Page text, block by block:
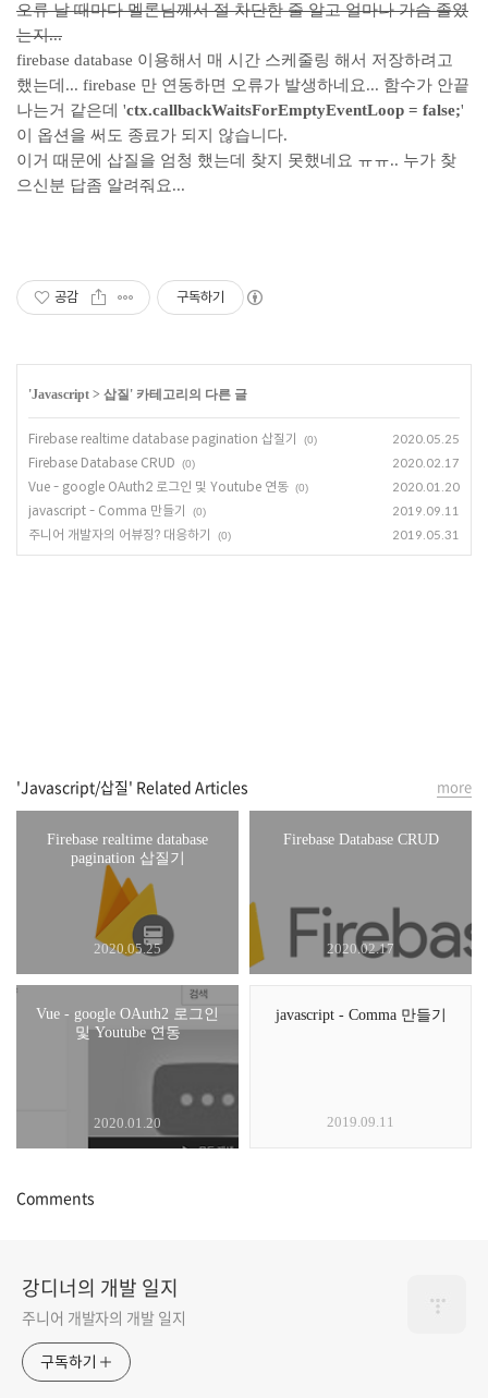
오류 날 때마다 멜론님께서 절 차단한 줄 알고 얼마나 가슴 졸였
는지...
firebase database 이용해서 매 시간 스케줄링 해서 저장하려고
했는데... firebase 만 연동하면 오류가 발생하네요... 함수가 안끝
나는거 같은데 'ctx.callbackWaitsForEmptyEventLoop = false;'
이 옵션을 써도 종료가 되지 않습니다.
이거 때문에 삽질을 엄청 했는데 찾지 못했네요 ㅠㅠ.. 누가 찾
으신분 답좀 알려줘요...
공감 구독하기
'Javascript > 삽질 ' 카테고리의 다른 글
Firebase realtime database pagination 삽질기 (0) 2020.05.25
Firebase Database CRUD (0) 2020.02.17
Vue - google OAuth2 로그인 및 Youtube 연동 (0) 2020.01.20
javascript - Comma 만들기 (0) 2019.09.11
주니어 개발자의 어뷰징? 대응하기 (0) 2019.05.31
'Javascript/삽질' Related Articles
Firebase realtime database
pagination 삽질기
2020.05.25
Firebase Database CRUD
2020.02.17
Vue - google OAuth2 로그인
및 Youtube 연동
2020.01.20
javascript - Comma 만들기
2019.09.11
more
Comments
강디너의 개발 일지
주니어 개발자의 개발 일지
구독하기